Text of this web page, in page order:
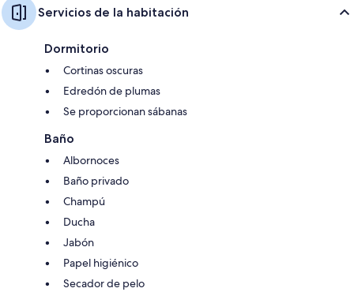
Servicios de la habitación
Dormitorio
Cortinas oscuras
Edredón de plumas
Se proporcionan sábanas
Baño
Albornoces
Baño privado
Champú
Ducha
Jabón
Papel higiénico
Secador de pelo